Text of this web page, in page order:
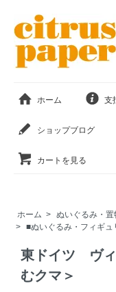
ホーム 支
ショップブログ
カートを見る
ホーム > ぬいぐるみ・
> ■ぬいぐるみ・フィギ
東ドイツ ヴィ
むクマ＞